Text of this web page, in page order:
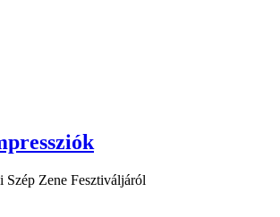
Szép Zene Fesztiváljáról